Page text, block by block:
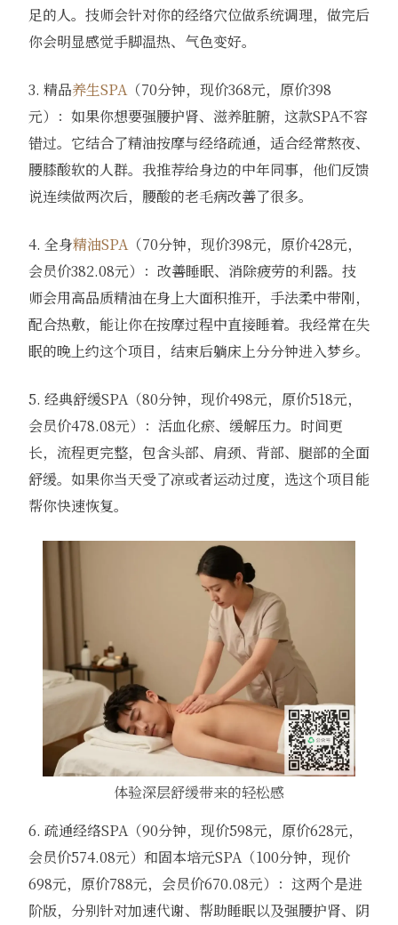
足的人。技师会针对你的经络穴位做系统调理，做完后
你会明显感觉手脚温热、气色变好。
3. 精品养生SPA（70分钟，现价368元，原价398
元）：如果你想要强腰护肾、滋养脏腑，这款SPA不容
错过。它结合了精油按摩与经络疏通，适合经常熬夜、
腰膝酸软的人群。我推荐给身边的中年同事，他们反馈
说连续做两次后，腰酸的老毛病改善了很多。
4. 全身精油SPA（70分钟，现价398元，原价428元，
会员价382.08元）：改善睡眠、消除疲劳的利器。技
师会用高品质精油在身上大面积推开，手法柔中带刚，
配合热敷，能让你在按摩过程中直接睡着。我经常在失
眠的晚上约这个项目，结束后躺床上分分钟进入梦乡。
5. 经典舒缓SPA（80分钟，现价498元，原价518元，
会员价478.08元）：活血化瘀、缓解压力。时间更
长，流程更完整，包含头部、肩颈、背部、腿部的全面
舒缓。如果你当天受了凉或者运动过度，选这个项目能
帮你快速恢复。
体验深层舒缓带来的轻松感
6. 疏通经络SPA（90分钟，现价598元，原价628元，
会员价574.08元）和固本培元SPA（100分钟，现价
698元，原价788元，会员价670.08元）：这两个是进
阶版，分别针对加速代谢、帮助睡眠以及强腰护肾、阴